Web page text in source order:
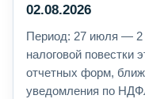
02.08.2026
Период: 27 июля — 2
налоговой повестки
отчетных форм,
уведомления по